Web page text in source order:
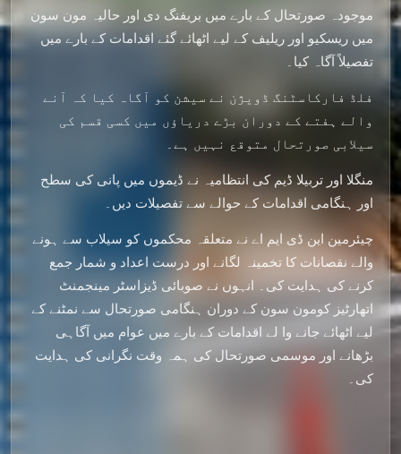
موجودہ صورتحال کے بارے میں بریفنگ دی اور حالیہ مون سون
میں ریسکیو اور ریلیف کے لیے اٹھائے گئے اقدامات کے بارے میں
تفصیلاً آگاہ کیا۔
فلڈ فارکاسٹنگ ڈویژن نے سیشن کو آگاہ کیا کہ آنے
والے ہفتے کے دوران بڑے دریاؤں میں کسی قسم کی
سیلابی صورتحال متوقع نہیں ہے۔
منگلا اور تربیلا ڈیم کی انتظامیہ نے ڈیموں میں پانی کی سطح
اور ہنگامی اقدامات کے حوالے سے تفصیلات دیں۔
چیئرمین این ڈی ایم اے نے متعلقہ محکموں کو سیلاب سے ہونے
والے نقصانات کا تخمینہ لگانے اور درست اعداد و شمار جمع
کرنے کی ہدایت کی۔ انہوں نے صوبائی ڈیزاسٹر مینجمنٹ
اتھارٹیز کومون سون کے دوران ہنگامی صورتحال سے نمٹنے کے
لیے اٹھائے جانے وا لے اقدامات کے بارے میں عوام میں آگاہی
بڑھانے اور موسمی صورتحال کی ہمہ وقت نگرانی کی ہدایت
کی۔